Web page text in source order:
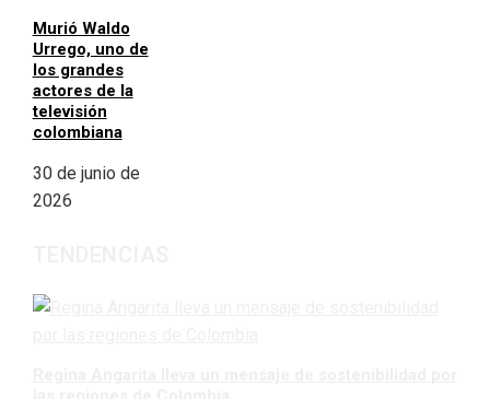
Murió Waldo
Urrego, uno de
los grandes
actores de la
televisión
colombiana
30 de junio de
2026